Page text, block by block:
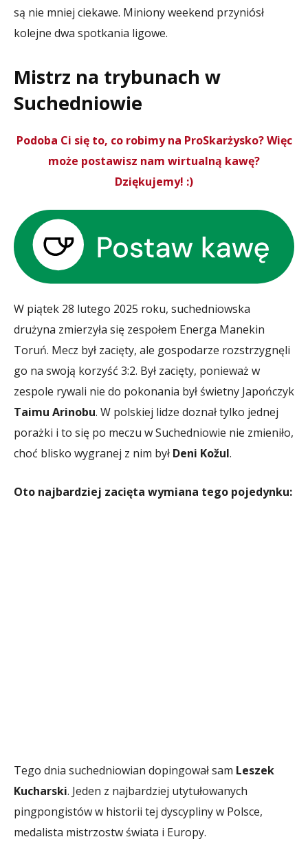
są nie mniej ciekawe. Miniony weekend przyniósł
kolejne dwa spotkania ligowe.
Mistrz na trybunach w
Suchedniowie
Podoba Ci się to, co robimy na ProSkarżysko? Więc
może postawisz nam wirtualną kawę?
Dziękujemy! :)
W piątek 28 lutego 2025 roku, suchedniowska
drużyna zmierzyła się zespołem Energa Manekin
Toruń. Mecz był zacięty, ale gospodarze rozstrzygnęli
go na swoją korzyść 3:2. Był zacięty, ponieważ w
zespole rywali nie do pokonania był świetny Japończyk
Taimu Arinobu. W polskiej lidze doznał tylko jednej
porażki i to się po meczu w Suchedniowie nie zmieniło,
choć blisko wygranej z nim był Deni Kožul.
Oto najbardziej zacięta wymiana tego pojedynku:
Tego dnia suchedniowian dopingował sam Leszek
Kucharski. Jeden z najbardziej utytułowanych
pingpongistów w historii tej dyscypliny w Polsce,
medalista mistrzostw świata i Europy.